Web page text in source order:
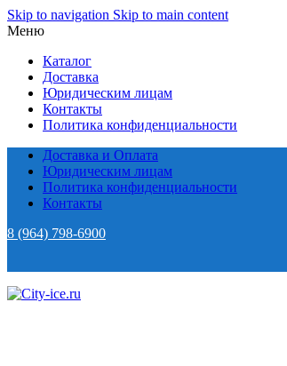
Skip to navigation Skip to main content
Меню
Каталог
Доставка
Юридическим лицам
Контакты
Политика конфиденциальности
Доставка и Оплата
Юридическим лицам
Политика конфиденциальности
Контакты
8 (964) 798-6900